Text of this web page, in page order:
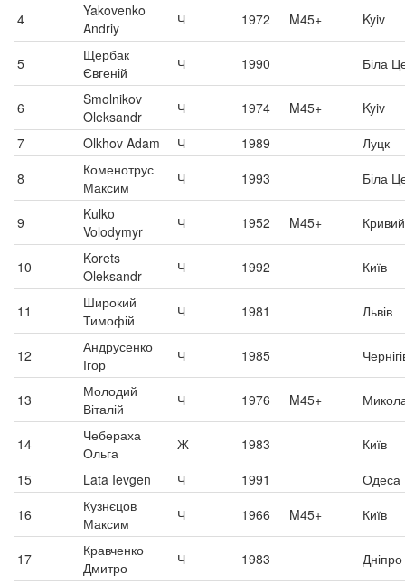
4
Yakovenko
Andriy
Ч 1972 M45+ Kyiv
5
Щербак
Євгеній
Ч 1990 Біла
6
Smolnikov
Oleksandr
Ч 1974 M45+
Kyiv
7
Olkhov Adam Ч 1989
Луцк
8
Коменотрус
Максим
Ч 1993 Біла
9
Kulko
Volodymyr
Ч 1952 M45+ Кривий
10
Korets
Oleksandr
Ч 1992 Київ
11
Широкий
Тимофій
Ч 1981 Львів
12
Андрусенко
Ігор
Ч 1985
13
Молодий
Віталій
Ч 1976 M45+
14
Чебераха
Ольга
Ж 1983
Київ
15
Lata Ievgen Ч 1991
Одеса
16
Кузнєцов
Максим
Ч 1966 M45+ Київ
17
Кравченко
Дмитро
Ч 1983 Дніпро